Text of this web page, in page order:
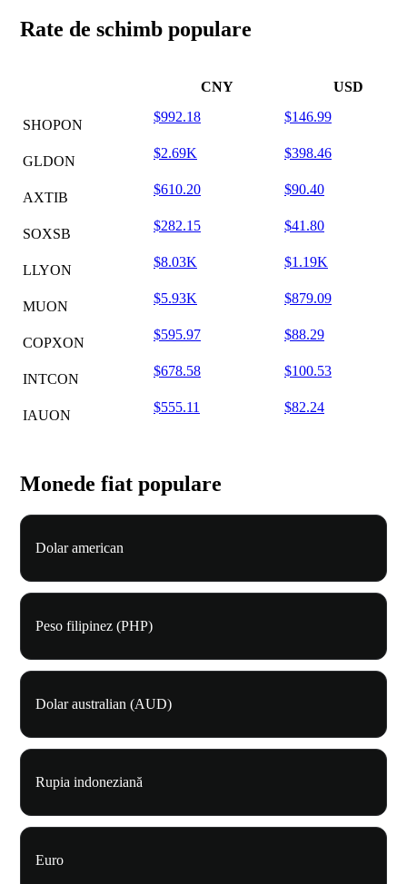
Rate de schimb populare
CNY USD
SHOPON
$992.18 $146.99
GLDON
$2.69K $398.46
AXTIB
$610.20 $90.40
SOXSB
$282.15 $41.80
LLYON
$8.03K $1.19K
MUON
$5.93K $879.09
COPXON
$595.97 $88.29
INTCON
$678.58 $100.53
IAUON
$555.11 $82.24
Monede fiat populare
Dolar american
Peso filipinez (PHP)
Dolar australian (AUD)
Rupia indoneziană
Euro